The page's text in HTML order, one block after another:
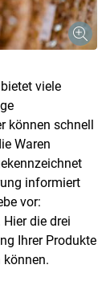
viele
können schnell
Waren
informiert
vor:
die drei
Ihrer Produkte
können.